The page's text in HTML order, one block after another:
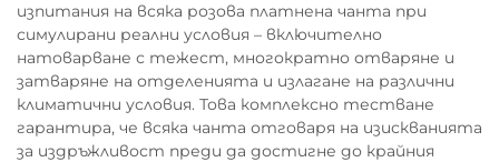
изпитания на всяка розова платнена чанта при
симулирани реални условия – включително
натоварване с тежест, многократно отваряне и
затваряне на отделенията и излагане на различни
климатични условия. Това комплексно тестване
гарантира, че всяка чанта отговаря на изискванията
за издръжливост преди да достигне до крайния